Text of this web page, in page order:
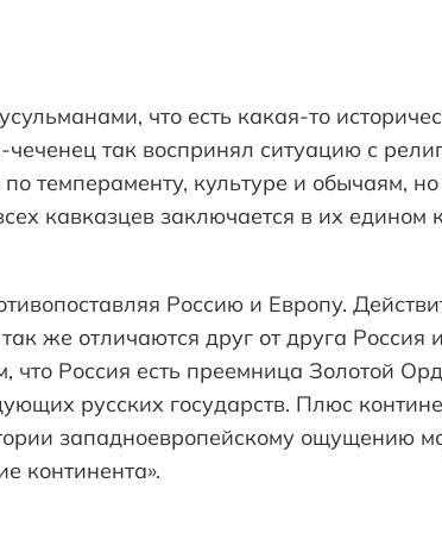
что есть какая-то
так воспринял ситуацию с
темпераменту, культуре и обычаям,
кавказцев заключается в их едином
Россию и Европу.
же отличаются друг от друга
что Россия есть преемница Золотой
русских государств. Плюс
западноевропейскому ощущению
континента».